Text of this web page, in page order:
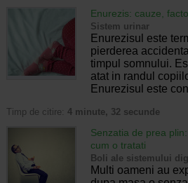
Enurezis: cauze,
Sistem urinar
Enurezisul este
pierderea
timpul somnului.
atat in randul
Enurezisul este
Timp de citire: 4 minute, 32 secunde
Senzatia de prea
cum o tratati
Boli ale sistemului
Multi oameni au